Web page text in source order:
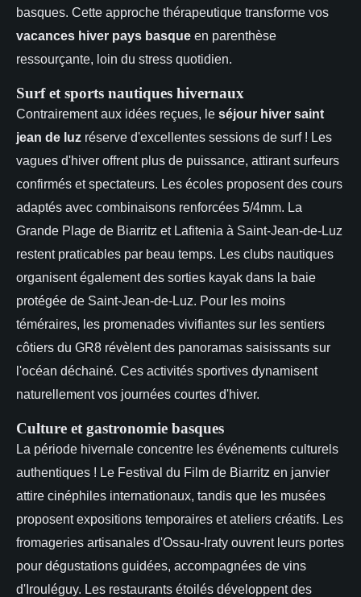
basques. Cette approche thérapeutique transforme vos
vacances hiver pays basque en parenthèse
ressourçante, loin du stress quotidien.
Surf et sports nautiques hivernaux
Contrairement aux idées reçues, le séjour hiver saint
jean de luz réserve d'excellentes sessions de surf ! Les
vagues d'hiver offrent plus de puissance, attirant surfeurs
confirmés et spectateurs. Les écoles proposent des cours
adaptés avec combinaisons renforcées 5/4mm. La
Grande Plage de Biarritz et Lafitenia à Saint-Jean-de-Luz
restent praticables par beau temps. Les clubs nautiques
organisent également des sorties kayak dans la baie
protégée de Saint-Jean-de-Luz. Pour les moins
téméraires, les promenades vivifiantes sur les sentiers
côtiers du GR8 révèlent des panoramas saisissants sur
l'océan déchainé. Ces activités sportives dynamisent
naturellement vos journées courtes d'hiver.
Culture et gastronomie basques
La période hivernale concentre les événements culturels
authentiques ! Le Festival du Film de Biarritz en janvier
attire cinéphiles internationaux, tandis que les musées
proposent expositions temporaires et ateliers créatifs. Les
fromageries artisanales d'Ossau-Iraty ouvrent leurs portes
pour dégustations guidées, accompagnées de vins
d'Irouléguy. Les restaurants étoilés développent des